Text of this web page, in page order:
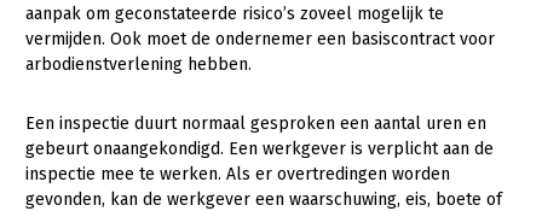
Mens, ondernemerschap en onderwijs
Internationaal
Dier
Biologische Landbouw
Plant
aanpak om geconstateerde risico’s zoveel mogelijk te
vermijden. Ook moet de ondernemer een basiscontract voor
arbodienstverlening hebben.
Een inspectie duurt normaal gesproken een aantal uren en
gebeurt onaangekondigd. Een werkgever is verplicht aan de
inspectie mee te werken. Als er overtredingen worden
gevonden, kan de werkgever een waarschuwing, eis, boete of